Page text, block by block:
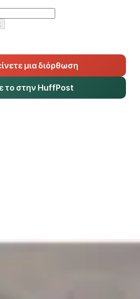
μια διόρθωση
το στην HuffPost